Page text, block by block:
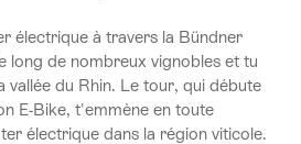
électrique à travers la Bündner
long de nombreux vignobles et tu
vallée du Rhin. Le tour, qui débute
E-Bike, t'emmène en toute
électrique dans la région viticole.